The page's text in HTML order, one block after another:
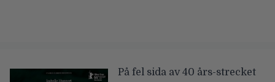
På fel sida av 40 års-strecket